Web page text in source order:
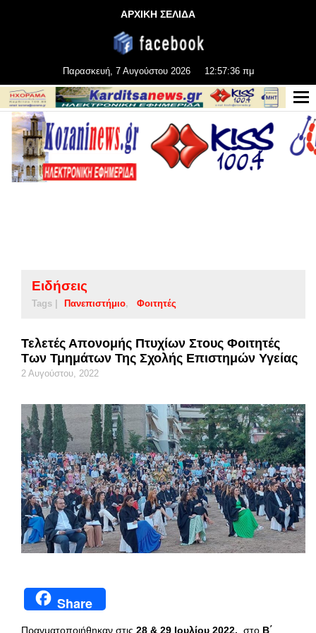
ΑΡΧΙΚΗ ΣΕΛΙΔΑ
Παρασκευή, 7 Αυγούστου 2026 12:57:37 πμ
Ειδήσεις
Tags | Πανεπιστήμιο Φοιτητές
Τελετές Απονομής Πτυχίων Στους Φοιτητές
Των Τμημάτων Της Σχολής Επιστημών Υγείας
2 Αυγούστου, 2022
Share
Πραγματοποιήθηκαν στις 28 & 29 Ιουλίου 2022, στο Β΄